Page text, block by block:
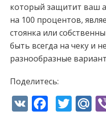
который защитит ваш
на 100 процентов,
стоянка или
быть всегда на чеку и
разнообразные
Поделитесь:
VK